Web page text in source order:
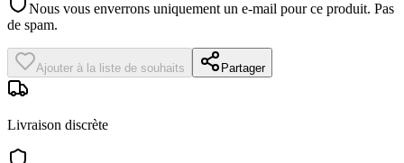
Nous vous enverrons uniquement un e-mail pour ce produit. Pas
de spam.
Ajouter à la liste de souhaits Partager
Livraison discrète